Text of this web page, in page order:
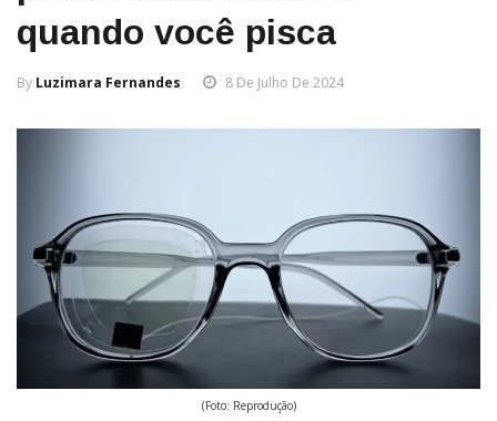
quando você pisca
By Luzimara Fernandes 8 De Julho De 2024
(Foto: Reprodução)